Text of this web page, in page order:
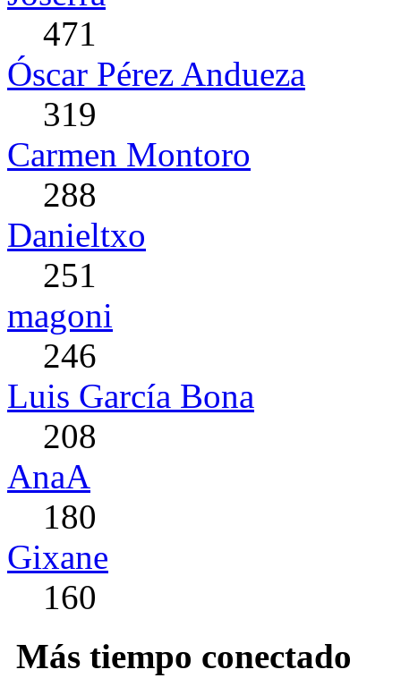
471
Óscar Pérez Andueza
319
Carmen Montoro
288
Danieltxo
251
magoni
246
Luis García Bona
208
AnaA
180
Gixane
160
Más tiempo conectado